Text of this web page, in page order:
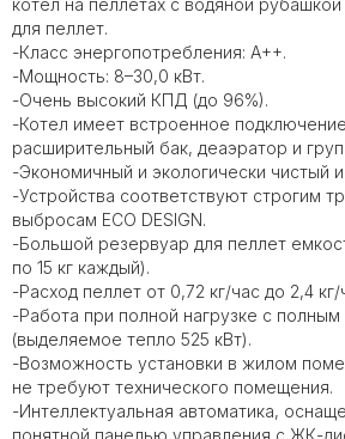
для пеллет.
-Класс энергопотребления: A++.
-Мощность: 8–30,0 кВт.
-Очень высокий КПД (до 96%).
-Котел имеет встроенное
расширительный бак, деаэратор и
-Экономичный и экологически чистый
-Устройства соответствуют строгим
выбросам ECO DESIGN.
-Большой резервуар для пеллет
по 15 кг каждый).
-Расход пеллет от 0,72 кг/час до 2,4 кг/
-Работа при полной нагрузке с полным
(выделяемое тепло 525 кВт).
-Возможность установки в жилом
не требуют технического помещения.
-Интеллектуальная автоматика,
понятной панелью управления с ЖК-